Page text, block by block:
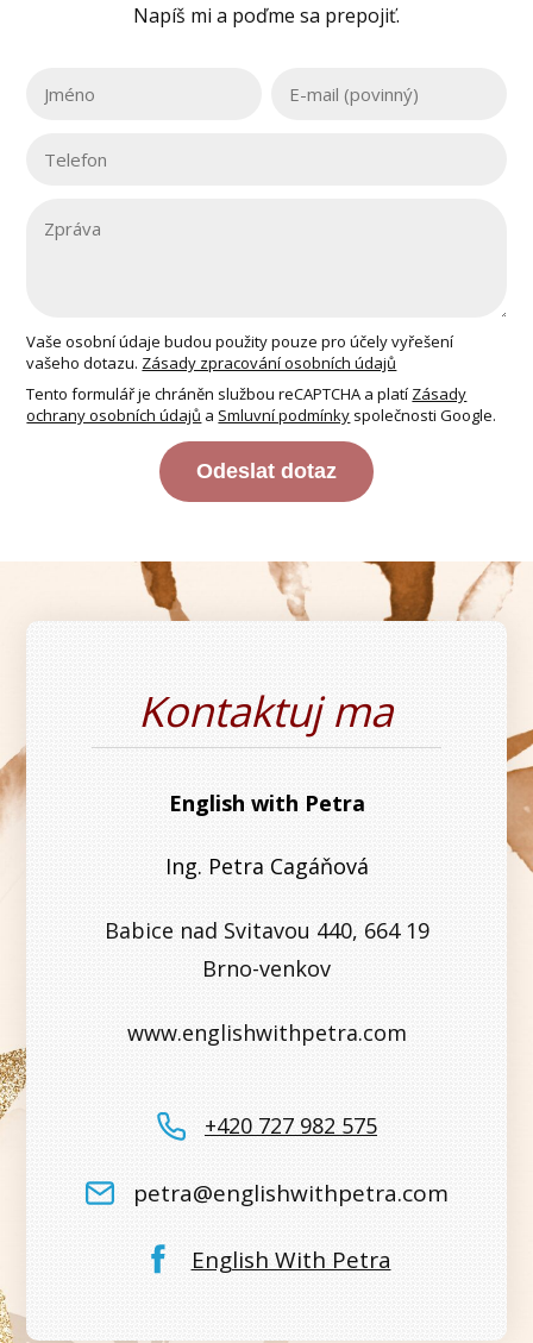
Napíš mi a poďme sa prepojiť.
Vaše osobní údaje budou použity pouze pro účely vyřešení
vašeho dotazu. Zásady zpracování osobních údajů
Tento formulář je chráněn službou reCAPTCHA a platí Zásady
ochrany osobních údajů a Smluvní podmínky společnosti Google.
Odeslat dotaz
Kontaktuj ma
English with Petra
Ing. Petra Cagáňová
Babice nad Svitavou 440, 664 19
Brno-venkov
www.englishwithpetra.com
+420 727 982 575
petra@englishwithpetra.com
English With Petra